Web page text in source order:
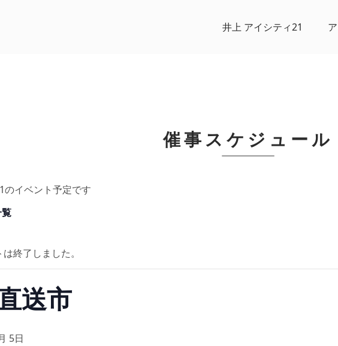
井上 アイシティ21
催事スケジュール
のイベント予定です
終了しました。
送市
5日